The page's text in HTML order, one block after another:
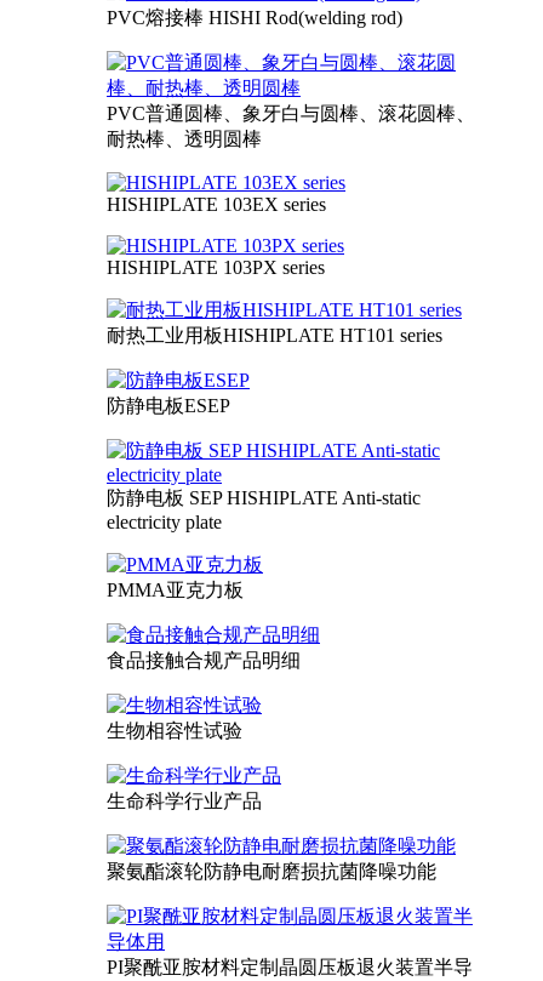
PVC熔接棒 HISHI Rod(welding rod)
PVC普通圆棒、象牙白与圆棒、滚花圆棒、
耐热棒、透明圆棒
HISHIPLATE 103EX series
HISHIPLATE 103PX series
耐热工业用板HISHIPLATE HT101 series
防静电板ESEP
防静电板 SEP HISHIPLATE Anti-static
electricity plate
PMMA亚克力板
食品接触合规产品明细
生物相容性试验
生命科学行业产品
聚氨酯滚轮防静电耐磨损抗菌降噪功能
PI聚酰亚胺材料定制晶圆压板退火装置半导